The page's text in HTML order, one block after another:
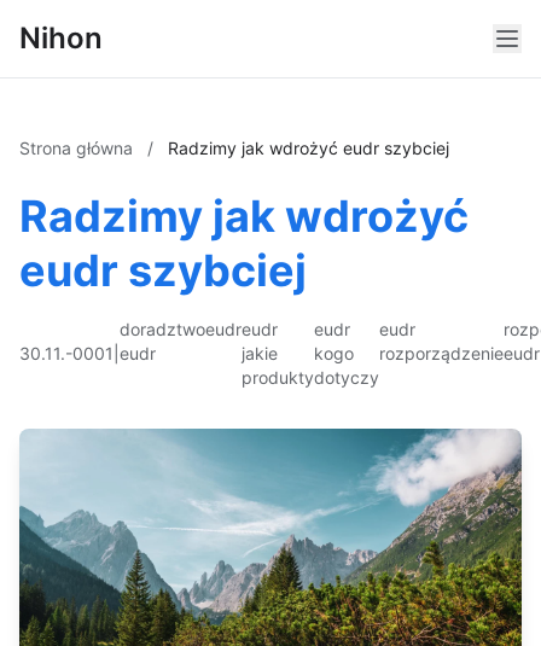
Nihon
Strona główna / Radzimy jak wdrożyć eudr szybciej
Radzimy jak wdrożyć
eudr szybciej
30.11.-0001
doradztwo
eudr
eudreudr
jakie
produkty
eudr
kogo
dotyczy
eudr
rozporządzenieeudr